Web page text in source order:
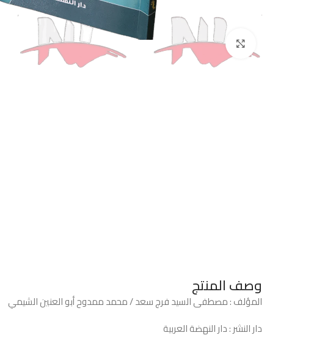
Click to enlarge
وصف المنتج
المؤلف : مصطفى السيد فرج سعد / محمد ممدوح أبو العنين الشيمي
دار النشر : دار النهضة العربية